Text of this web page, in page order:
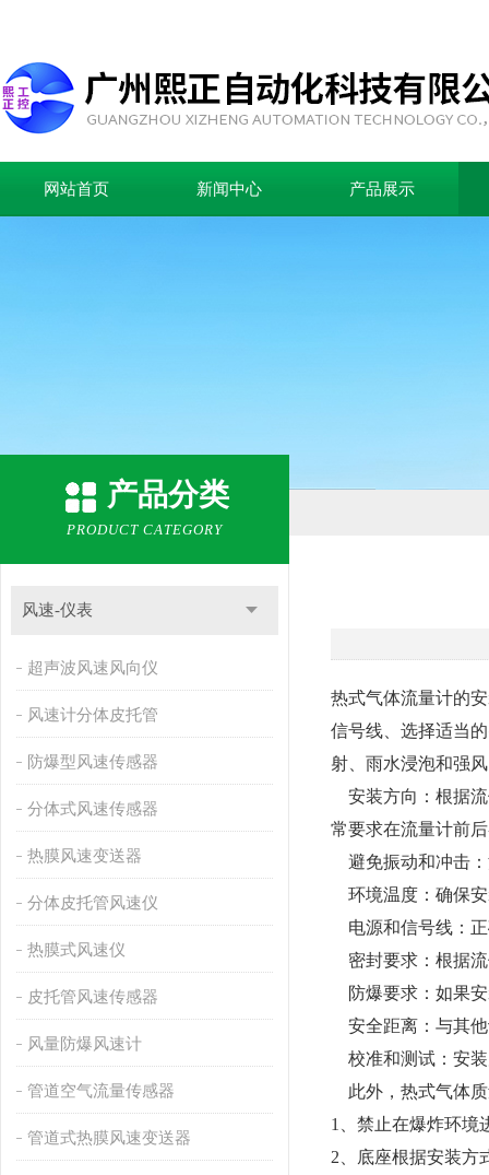
网站首页 新闻中心 产品展示
产品分类
PRODUCT CATEGORY
风速-仪表
超声波风速风向仪
风速计分体皮托管
防爆型风速传感器
分体式风速传感器
热膜风速变送器
分体皮托管风速仪
热膜式风速仪
皮托管风速传感器
风量防爆风速计
管道空气流量传感器
管道式热膜风速变送器
热式气体流量计的
信号线、选择适当
射、雨水浸泡和强
安装方向：根据流
常要求在流量计前
避免振动和冲击：
环境温度：确保安
电源和信号线：正
密封要求：根据流
防爆要求：如果安
安全距离：与其他
校准和测试：安装
此外，热式气体质
1、禁止在爆炸环境
2、底座根据安装方